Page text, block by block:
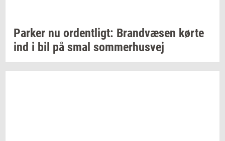
Par­ker nu or­dent­ligt: Brand­væ­sen kørte
ind i bil på smal som­mer­hus­vej